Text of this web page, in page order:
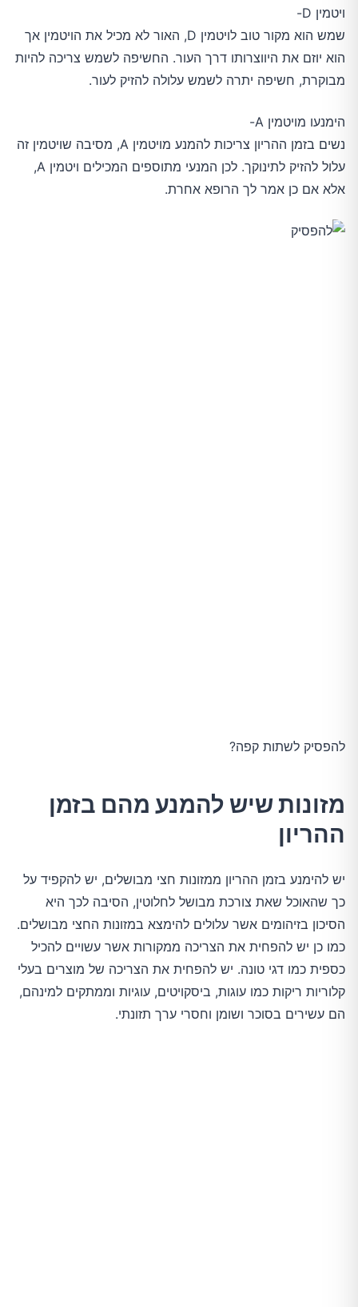
ויטמין D-
שמש הוא מקור טוב לויטמין D, האור לא מכיל את הויטמין אך
הוא יוזם את היווצרותו דרך העור. החשיפה לשמש צריכה להיות
מבוקרת, חשיפה יתרה לשמש עלולה להזיק לעור.
הימנעו מויטמין A-
נשים בזמן ההריון צריכות להמנע מויטמין A, מסיבה שויטמין זה
עלול להזיק לתינוקך. לכן המנעי מתוספים המכילים ויטמין A,
אלא אם כן אמר לך הרופא אחרת.
להפסיק לשתות קפה?
מזונות שיש להמנע מהם בזמן
ההריון
יש להימנע בזמן ההריון ממזונות חצי מבושלים, יש להקפיד על
כך שהאוכל שאת צורכת מבושל לחלוטין, הסיבה לכך היא
הסיכון בזיהומים אשר עלולים להימצא במזונות החצי מבושלים.
כמו כן יש להפחית את הצריכה ממקורות אשר עשויים להכיל
כספית כמו דגי טונה. יש להפחית את הצריכה של מוצרים בעלי
קלוריות ריקות כמו עוגות, ביסקויטים, עוגיות וממתקים למינהם,
הם עשירים בסוכר ושומן וחסרי ערך תזונתי.